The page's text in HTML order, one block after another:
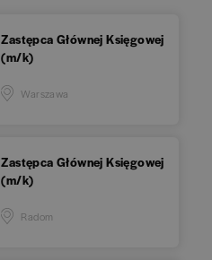
Zastępca Głównej Księgowej
(m/k)
Warszawa
Zastępca Głównej Księgowej
(m/k)
Radom